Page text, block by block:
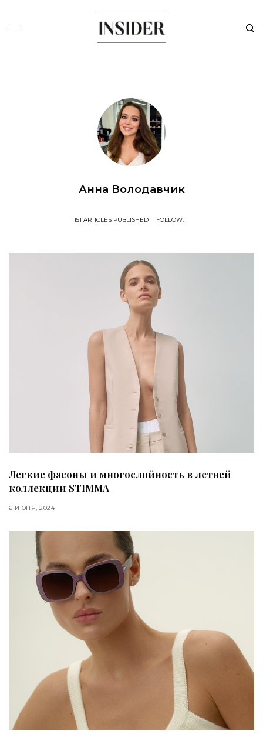
Анна Володавчик
151 ARTICLES PUBLISHED FOLLOW:
Легкие фасоны и многослойность в летней
коллекции STIMMA
6 ИЮНЯ, 2024